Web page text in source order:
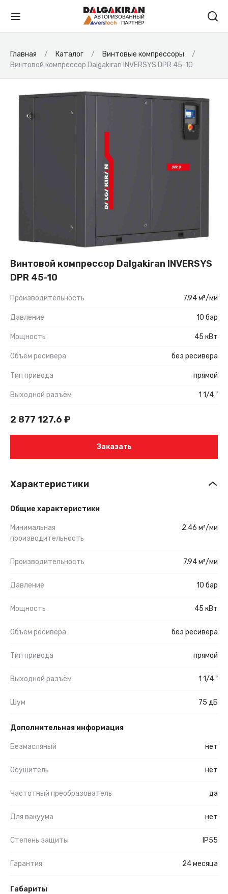
Главная Каталог
Винтовые компрессоры
Винтовой компрессор Dalgakiran INVERSYS DPR 45-10
Винтовой компрессор Dalgakiran INVERSYS
DPR 45-10
Производительность 7.94 м³/ми
Давление 10 бар
Мощность 45 кВт
Объём ресивера без ресивера
Тип привода прямой
Выходной разъём 1 1/4 "
2 877 127.6 ₽
Заказать
Характеристики
Общие характеристики
Минимальная
производительность
2.46 м³/ми
Производительность 7.94 м³/ми
Давление 10 бар
Мощность 45 кВт
Объём ресивера без ресивера
Тип привода прямой
Выходной разъём 1 1/4 "
Шум 75 дБ
Дополнительная информация
Безмасляный нет
Осушитель нет
Частотный преобразователь да
Для вакуума нет
Степень защиты IP55
Гарантия 24 месяца
Габариты